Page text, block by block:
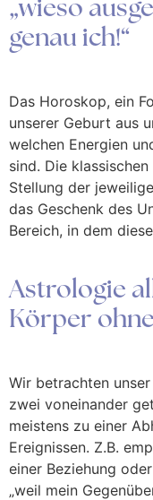
„wieso
genau ich!“
Das Horoskop, ein
unserer Geburt aus
welchen Energien
sind. Die
Stellung der
das Geschenk des
Bereich, in dem
Astrologie
Körper
Wir betrachten
zwei voneinander
meistens zu einer
Ereignissen. Z.B.
einer Beziehung
„weil mein